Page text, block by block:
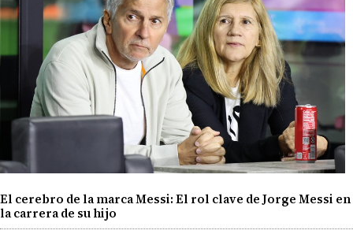
El cerebro de la marca Messi: El rol clave de Jorge Messi en
la carrera de su hijo